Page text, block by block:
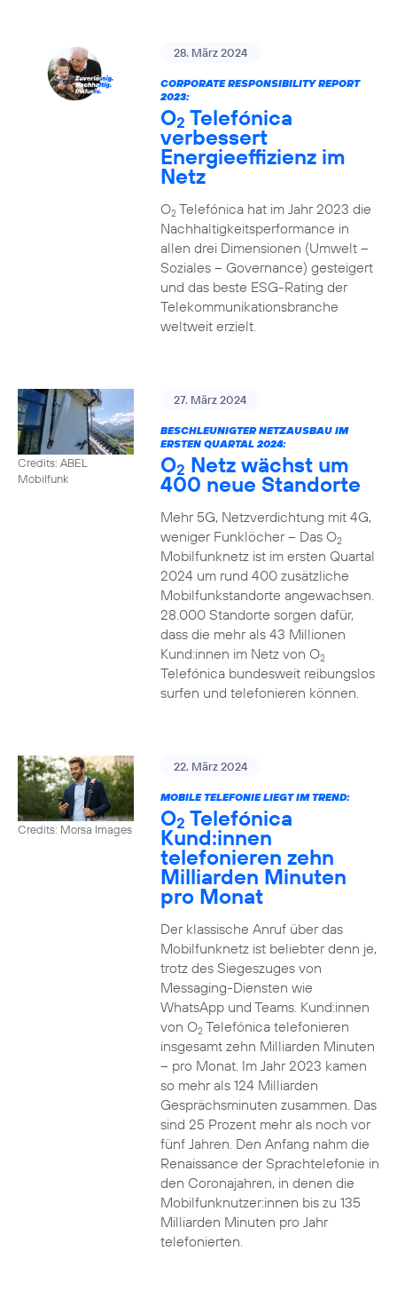
28. März 2024
CORPORATE RESPONSIBILITY REPORT
2023:
O2 Telefónica
verbessert
Energieeffizienz im
Netz
O2Telefónica hat im Jahr 2023 die
Nachhaltigkeitsperformance in
allen drei Dimensionen (Umwelt –
Soziales – Governance) gesteigert
und das beste ESG-Rating der
Telekommunikationsbranche
weltweit erzielt.
Credits: ABEL
Mobilfunk
27. März 2024
BESCHLEUNIGTER NETZAUSBAU IM
ERSTEN QUARTAL 2024:
O2 Netz wächst um
400 neue Standorte
Mehr 5G, Netzverdichtung mit 4G,
weniger Funklöcher – Das O2
Mobilfunknetz ist im ersten Quartal
2024 um rund 400 zusätzliche
Mobilfunkstandorte angewachsen.
28.000 Standorte sorgen dafür,
dass die mehr als 43 Millionen
Kund:innen im Netz von O2
Telefónica bundesweit reibungslos
surfen und telefonieren können.
Credits: Morsa Images
22. März 2024
MOBILE TELEFONIE LIEGT IM TREND:
O2 Telefónica
Kund:innen
telefonieren zehn
Milliarden Minuten
pro Monat
Der klassische Anruf über das
Mobilfunknetz ist beliebter denn je,
trotz des Siegeszuges von
Messaging-Diensten wie
WhatsApp und Teams. Kund:innen
von O2Telefónica telefonieren
insgesamt zehn Milliarden Minuten
– pro Monat. Im Jahr 2023 kamen
so mehr als 124 Milliarden
Gesprächsminuten zusammen. Das
sind 25 Prozent mehr als noch vor
fünf Jahren. Den Anfang nahm die
Renaissance der Sprachtelefonie in
den Coronajahren, in denen die
Mobilfunknutzer:innen bis zu 135
Milliarden Minuten pro Jahr
telefonierten.